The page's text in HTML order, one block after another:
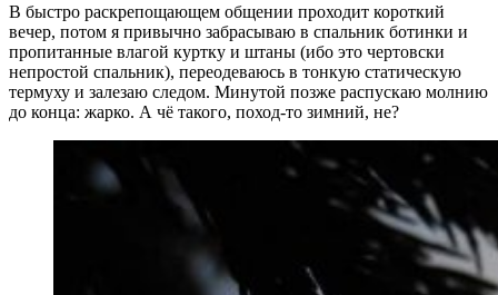
В быстро раскрепощающем общении проходит короткий
вечер, потом я привычно забрасываю в спальник ботинки и
пропитанные влагой куртку и штаны (ибо это чертовски
непростой спальник), переодеваюсь в тонкую статическую
термуху и залезаю следом. Минутой позже распускаю молнию
до конца: жарко. А чё такого, поход-то зимний, не?